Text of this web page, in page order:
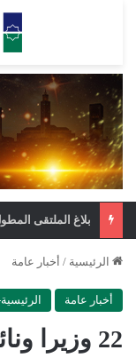
الرئيسية / أخبار عامة
أخبار عامة
22 وزيرا